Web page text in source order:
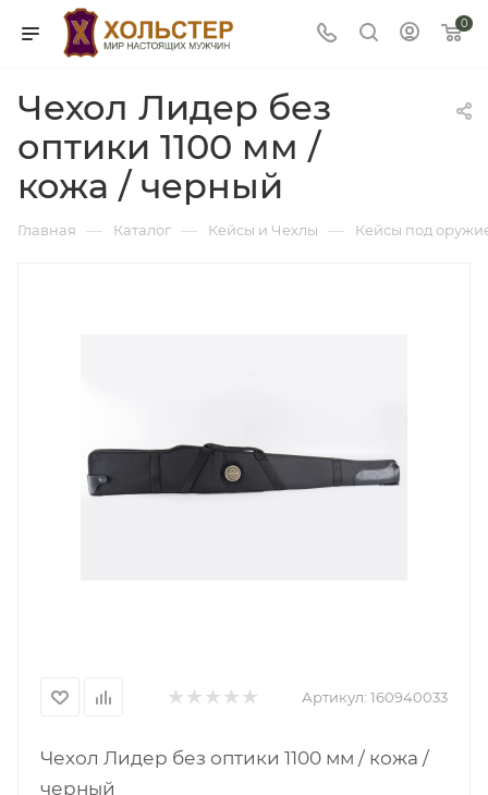
0
Чехол Лидер без
оптики 1100 мм /
кожа / черный
Главная — Каталог — Кейсы и Чехлы — Кейсы под
Артикул: 160940033
Чехол Лидер без оптики 1100 мм / кожа /
черный